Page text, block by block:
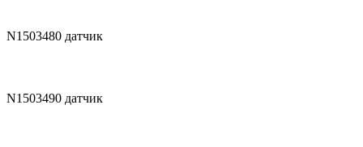
N1503480 датчик
N1503490 датчик